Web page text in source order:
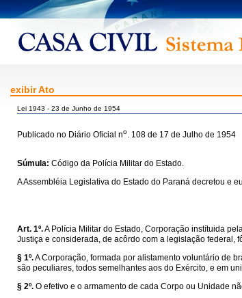
exibir Ato
Lei 1943 - 23 de Junho de 1954
Publicado no Diário Oficial no. 108 de 17 de Julho de 1954
Súmula: Código da Polícia Militar do Estado.
A Assembléia Legislativa do Estado do Paraná decretou e
Art. 1º.A Polícia Militar do Estado, Corporação instítuida
Justiça e considerada, de acôrdo com a legislação federal,
§ 1º.A Corporação, formada por alistamento voluntário de
são peculiares, todos semelhantes aos do Exército, e em
§ 2º. O efetivo e o armamento de cada Corpo ou Unidade